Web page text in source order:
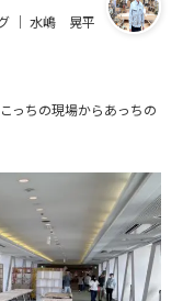
｜ 水嶋 晃平
っちの現場からあっちの